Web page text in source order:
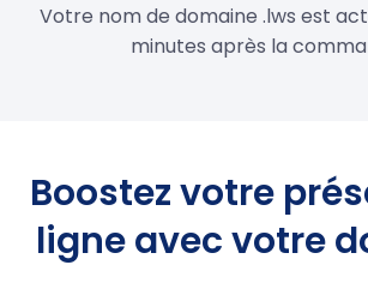
Votre nom de domaine .lws est
minutes après la
Boostez votre
ligne avec votre